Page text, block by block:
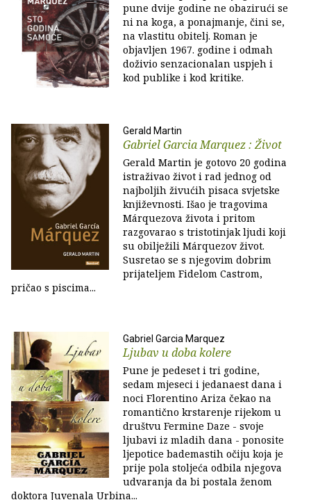
pune dvije godine ne obazirući se
ni na koga, a ponajmanje, čini se,
na vlastitu obitelj. Roman je
objavljen 1967. godine i odmah
doživio senzacionalan uspjeh i
kod publike i kod kritike.
Gerald Martin
Gabriel Garcia Marquez : Život
Gerald Martin je gotovo 20 godina
istraživao život i rad jednog od
najboljih živućih pisaca svjetske
književnosti. Išao je tragovima
Márquezova života i pritom
razgovarao s tristotinjak ljudi koji
su obilježili Márquezov život.
Susretao se s njegovim dobrim
prijateljem Fidelom Castrom,
pričao s piscima...
Gabriel Garcia Marquez
Ljubav u doba kolere
Pune je pedeset i tri godine,
sedam mjeseci i jedanaest dana i
noci Florentino Ariza čekao na
romantično krstarenje rijekom u
društvu Fermine Daze - svoje
ljubavi iz mladih dana - ponosite
ljepotice bademastih očiju koja je
prije pola stoljeća odbila njegova
udvaranja da bi postala ženom
doktora Juvenala Urbina...